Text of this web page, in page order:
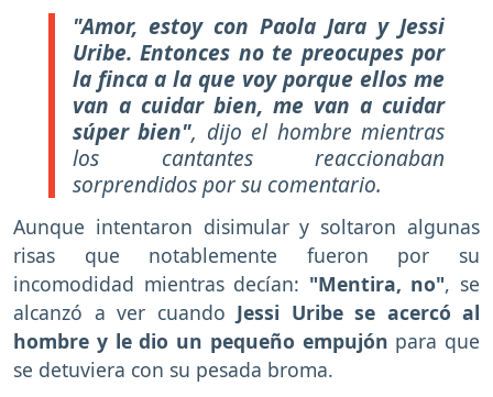
"Amor, estoy con Paola Jara y Jessi
Uribe. Entonces no te preocupes por
la finca a la que voy porque ellos me
van a cuidar bien, me van a cuidar
súper bien", dijo el hombre mientras
los cantantes reaccionaban
sorprendidos por su comentario.
Aunque intentaron disimular y soltaron algunas
risas que notablemente fueron por su
incomodidad mientras decían: "Mentira, no", se
alcanzó a ver cuando Jessi Uribe se acercó al
hombre y le dio un pequeño empujón para que
se detuviera con su pesada broma.